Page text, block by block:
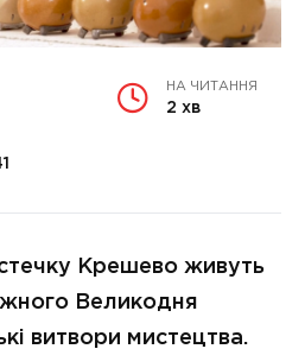
НА ЧИТАННЯ
2 хв
Крешево живуть
Великодня
витвори мистецтва.